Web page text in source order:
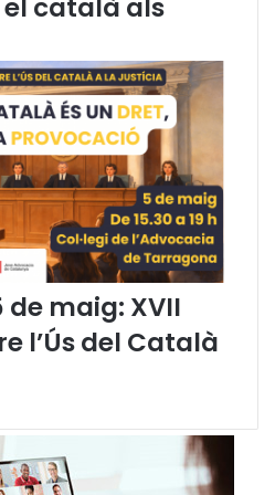
i
b
a
t
a
V
o
n
g
é
s
l
A
català als
de maig: XVII
l’Ús del Català